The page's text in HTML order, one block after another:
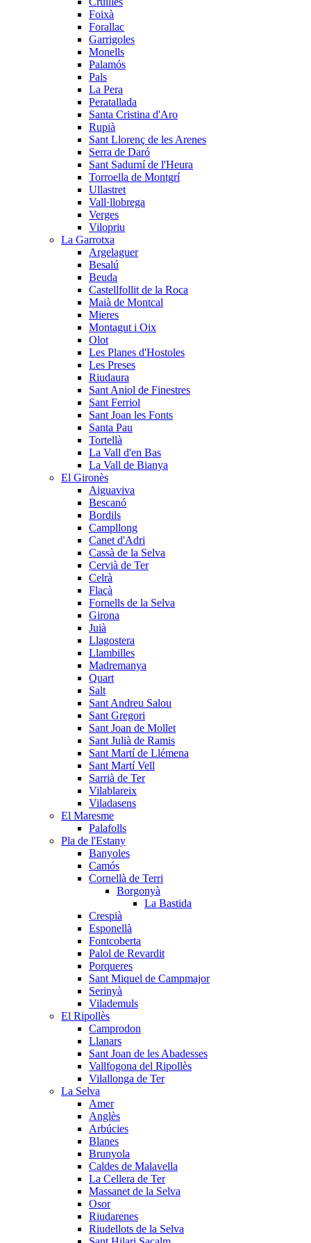
Foixà
Forallac
Garrigoles
Monells
Palamós
Pals
La Pera
Peratallada
Santa Cristina d'Aro
Rupià
Sant Llorenç de les Arenes
Serra de Daró
Sant Sadurní de l'Heura
Torroella de Montgrí
Ullastret
Vall·llobrega
Verges
Vilopriu
La Garrotxa
Argelaguer
Besalú
Beuda
Castellfollit de la Roca
Maià de Montcal
Mieres
Montagut i Oix
Olot
Les Planes d'Hostoles
Les Preses
Riudaura
Sant Aniol de Finestres
Sant Ferriol
Sant Joan les Fonts
Santa Pau
Tortellà
La Vall d'en Bas
La Vall de Bianya
El Gironès
Aiguaviva
Bescanó
Bordils
Campllong
Canet d'Adri
Cassà de la Selva
Cervià de Ter
Celrà
Flaçà
Fornells de la Selva
Girona
Juià
Llagostera
Llambilles
Madremanya
Quart
Salt
Sant Andreu Salou
Sant Gregori
Sant Joan de Mollet
Sant Julià de Ramis
Sant Martí de Llémena
Sant Martí Vell
Sarrià de Ter
Vilablareix
Viladasens
El Maresme
Palafolls
Pla de l'Estany
Banyoles
Camós
Cornellà de Terri
Borgonyà
La Bastida
Crespià
Esponellà
Fontcoberta
Palol de Revardit
Porqueres
Sant Miquel de Campmajor
Serinyà
Vilademuls
El Ripollès
Camprodon
Llanars
Sant Joan de les Abadesses
Vallfogona del Ripollès
Vilallonga de Ter
La Selva
Amer
Anglès
Arbúcies
Blanes
Brunyola
Caldes de Malavella
La Cellera de Ter
Massanet de la Selva
Osor
Riudarenes
Riudellots de la Selva